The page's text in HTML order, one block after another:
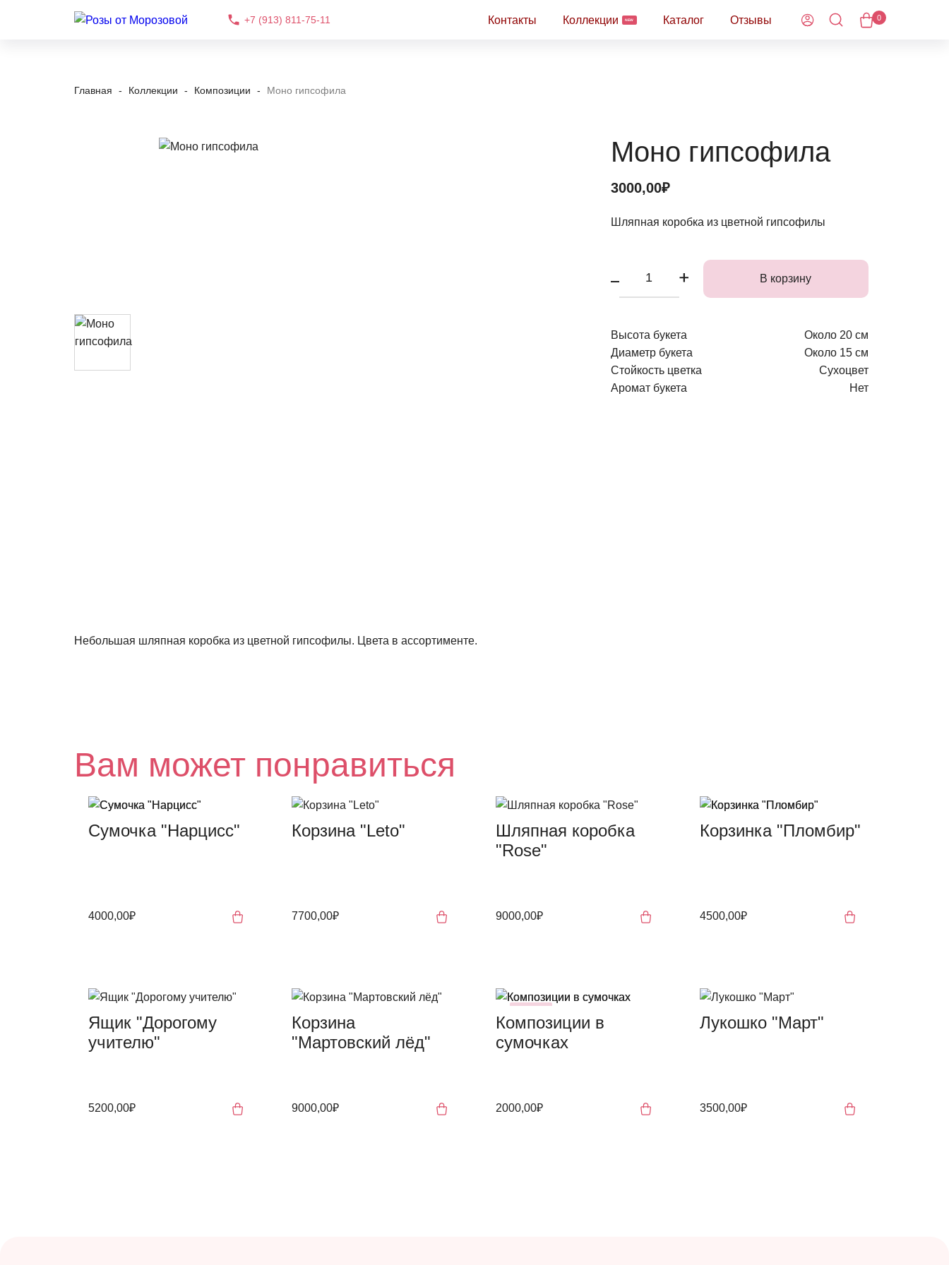
+7 (913) 811-75-11 Контакты Коллекции NEW Каталог Отзывы 0
Главная Коллекции Композиции Моно гипсофила
Моно гипсофила
3000,00₽
Шляпная коробка из цветной гипсофилы
В корзину
Высота букета
Около 20 см
Диаметр букета
Около 15 см
Стойкость цветка
Сухоцвет
Аромат букета
Нет
Небольшая шляпная коробка из цветной гипсофилы. Цвета в ассортименте.
Вам может понравиться
Сумочка "Нарцисс"
4000,00₽
Корзина "Leto"
7700,00₽
Шляпная коробка
"Rose"
9000,00₽
Корзинка "Пломбир"
4500,00₽
Ящик "Дорогому
учителю"
5200,00₽
Корзина
"Мартовский лёд"
9000,00₽
Композиции в
сумочках
2000,00₽
Лукошко "Март"
3500,00₽